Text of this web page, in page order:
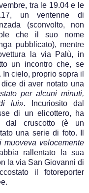
tra le 19.04 e le
un ventenne di
(sconvolto, non
che il suo nome
pubblicato), mentre
la via Palù, in
un incontro che, se
cielo, proprio sopra il
di aver notato una
per alcuni minuti,
lui».
Incuriosito dal
di un elicottero, ha
dal cruscotto (è un
una serie di foto. Il
muoveva velocemente
rallentato la sua
la via San Giovanni di
il fotoreporter